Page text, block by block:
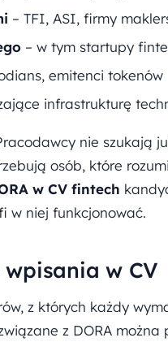
– TFI, ASI, firmy
– w tym startupy
emitenci tokenów
infrastrukturę
nie szukają
osób, które
w CV fintech
w niej funkcjonować.
wpisania w CV
z których każdy
z DORA